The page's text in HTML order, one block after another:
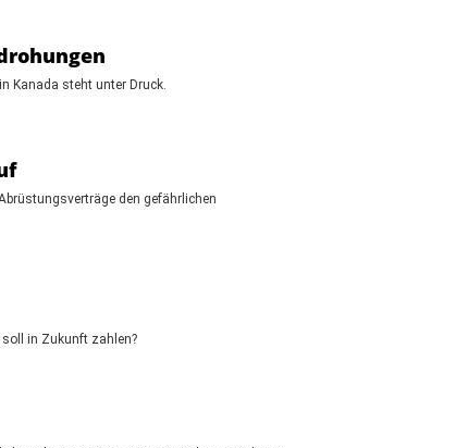
Kanada steht unter Druck.
den gefährlichen
soll in Zukunft zahlen?